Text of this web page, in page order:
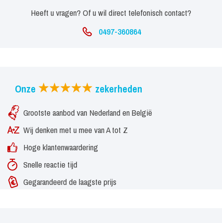
Queens vooraan en solide muzikaal vakmanschap achter de rug is
succes verzekerd voor elke avond nostalgie en plezierige muziek
Heeft u vragen? Of u wil direct telefonisch contact?
0497-360864
Onze zekerheden
Grootste aanbod van Nederland en België
Wij denken met u mee van A tot Z
Hoge klantenwaardering
Snelle reactie tijd
Gegarandeerd de laagste prijs